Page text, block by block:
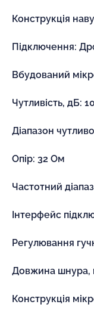
Конструкція
Підключення:
Вбудований
Чутливість, дБ:
Діапазон
Опір: 32 Ом
Частотний
Інтерфейс
Регулювання
Довжина шнура,
Конструкція